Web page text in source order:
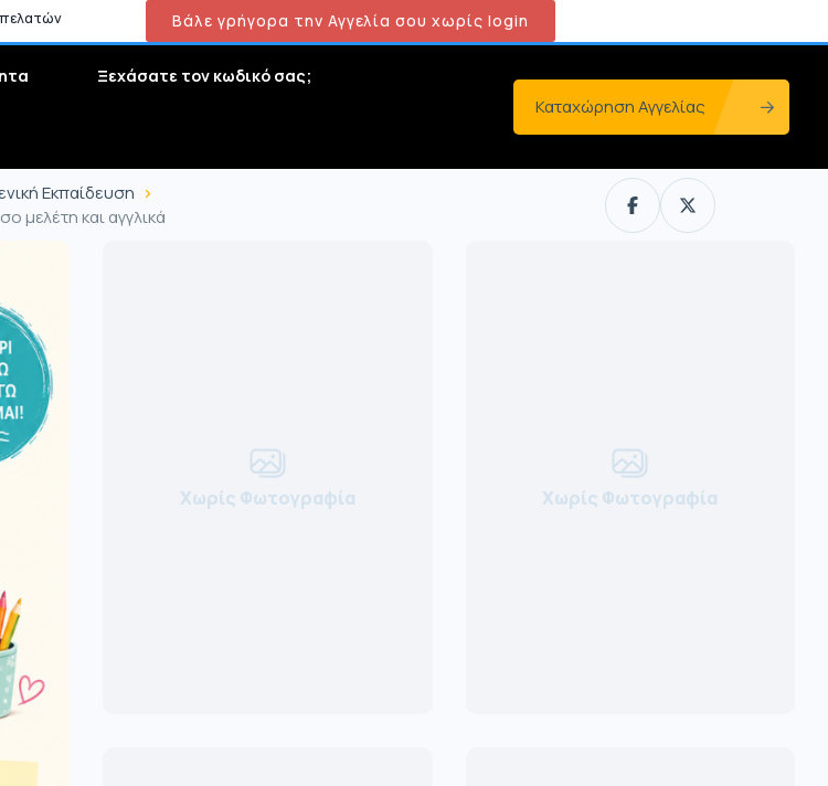
Βάλε γρήγορα την Αγγελία σου χωρίς login
Ξεχάσατε τον κωδικό σας;
Καταχώρηση Αγγελίας
Εκπαίδευση
μελέτη και αγγλικά
Χωρίς Φωτογραφία Χωρίς Φωτογραφία